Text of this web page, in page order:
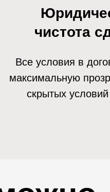
чистота
Все условия в
максимальную
скрытых